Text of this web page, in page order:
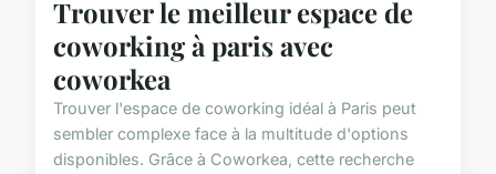
Trouver le meilleur espace de
coworking à paris avec
coworkea
Trouver l'espace de coworking idéal à Paris peut
sembler complexe face à la multitude d'options
disponibles. Grâce à Coworkea, cette recherche